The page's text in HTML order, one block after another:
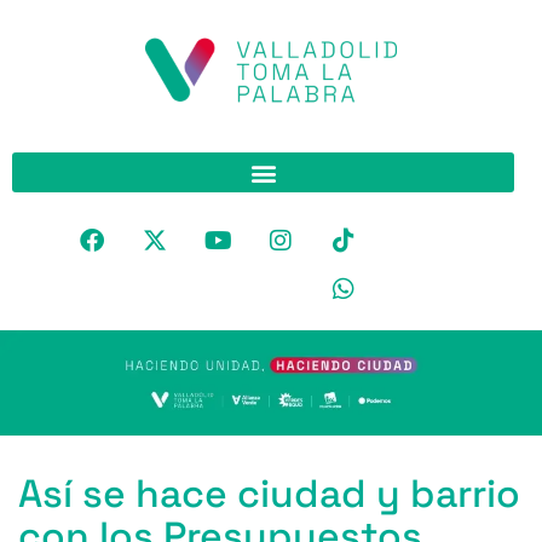
Así se hace ciudad y barrio